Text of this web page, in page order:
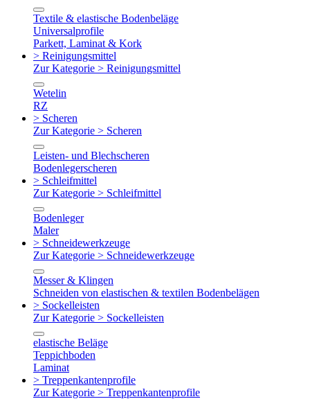
Textile & elastische Bodenbeläge
Universalprofile
Parkett, Laminat & Kork
> Reinigungsmittel
Zur Kategorie > Reinigungsmittel
Wetelin
RZ
> Scheren
Zur Kategorie > Scheren
Leisten- und Blechscheren
Bodenlegerscheren
> Schleifmittel
Zur Kategorie > Schleifmittel
Bodenleger
Maler
> Schneidewerkzeuge
Zur Kategorie > Schneidewerkzeuge
Messer & Klingen
Schneiden von elastischen & textilen Bodenbelägen
> Sockelleisten
Zur Kategorie > Sockelleisten
elastische Beläge
Teppichboden
Laminat
> Treppenkantenprofile
Zur Kategorie > Treppenkantenprofile